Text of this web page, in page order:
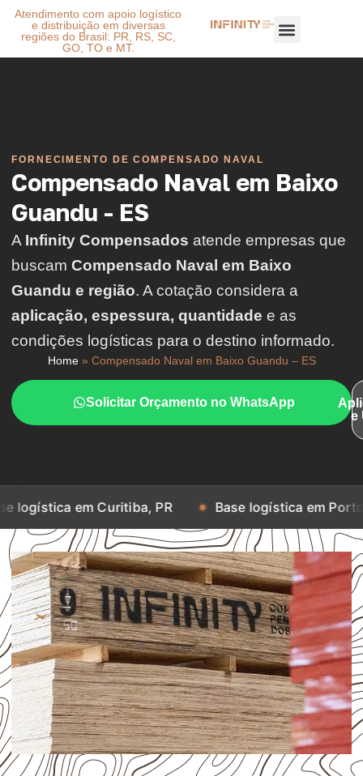
Atendimento com apoio logístico
e distribuição em diversas
regiões do Brasil: PR, RS, SC,
GO, TO e MT.
FORNECIMENTO DE COMPENSADO NAVAL
Compensado Naval em Baixo
Guandu - ES
A Infinity Compensados atende empresas que
buscam Compensado Naval em Baixo
Guandu e região. A cotação considera a
aplicação, espessura, quantidade e as
condições logísticas para o destino informado.
Home» Compensado Naval em Baixo Guandu – ES
Solicitar Orçamento no WhatsApp
e
Curitiba, PR Base logística em Porto Alegre, RS